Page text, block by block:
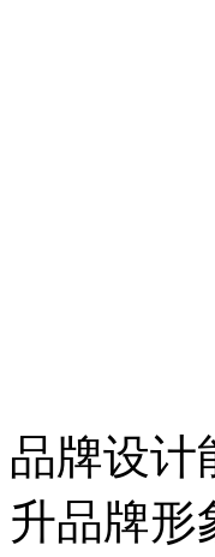
品牌设计
升品牌形